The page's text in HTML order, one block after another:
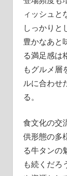
ィッシュと
しっかりと
豊かなあと
る満足感は
もグルメ層
ルに合わせ
る。
食文化の交
供形態の多
る牛タンの
も続くだろ